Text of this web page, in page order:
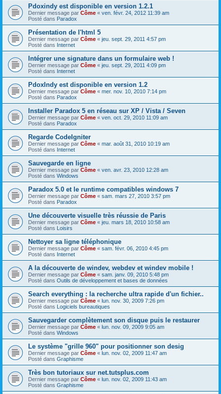
Pdoxindy est disponible en version 1.2.1
Dernier message par Côme « ven. févr. 24, 2012 11:39 am
Posté dans Paradox
Présentation de l'html 5
Dernier message par Côme « jeu. sept. 29, 2011 4:57 pm
Posté dans Internet
Intégrer une signature dans un formulaire web !
Dernier message par Côme « jeu. sept. 29, 2011 4:09 pm
Posté dans Internet
PdoxIndy est disponible en version 1.2
Dernier message par Côme « mer. nov. 10, 2010 7:14 pm
Posté dans Paradox
Installer Paradox 5 en réseau sur XP / Vista / Seven
Dernier message par Côme « ven. oct. 29, 2010 11:09 am
Posté dans Paradox
Regarde CodeIgniter
Dernier message par Côme « mar. août 31, 2010 10:19 am
Posté dans Internet
Sauvegarde en ligne
Dernier message par Côme « ven. avr. 23, 2010 12:28 am
Posté dans Windows
Paradox 5.0 et le runtime compatibles windows 7
Dernier message par Côme « sam. mars 27, 2010 3:57 pm
Posté dans Paradox
Une découverte visuelle très réussie de Paris
Dernier message par Côme « jeu. mars 18, 2010 10:58 am
Posté dans Loisirs
Nettoyer sa ligne téléphonique
Dernier message par Côme « sam. févr. 06, 2010 4:45 pm
Posté dans Internet
A la découverte de windev, webdev et windev mobile !
Dernier message par Côme « sam. janv. 09, 2010 5:48 pm
Posté dans Outils de développement et bases de données
Search everything : la recherche ultra rapide d'un fichier..
Dernier message par Côme « lun. nov. 30, 2009 7:26 pm
Posté dans Logiciels bureautiques
Sauvegarder complètement son disque puis le restaurer
Dernier message par Côme « lun. nov. 09, 2009 9:05 am
Posté dans Windows
Le système "grille 960" pour positionner son desig
Dernier message par Côme « lun. nov. 02, 2009 11:47 am
Posté dans Graphisme
Très bon tutoriaux sur net.tutsplus.com
Dernier message par Côme « lun. nov. 02, 2009 11:43 am
Posté dans Graphisme